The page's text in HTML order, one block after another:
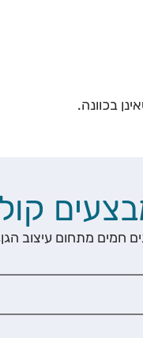
בכוונה.
חמים מתחום עיצוב